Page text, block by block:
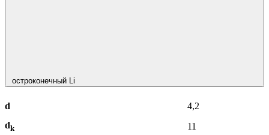
остроконечный Li
d
4,2
dk
11